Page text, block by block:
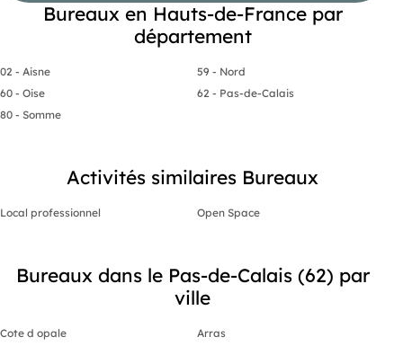
Bureaux en Hauts-de-France par
département
02 - Aisne
59 - Nord
60 - Oise
62 - Pas-de-Calais
80 - Somme
Activités similaires Bureaux
Local professionnel Open Space
Bureaux dans le Pas-de-Calais (62) par
ville
Cote d opale
Arras